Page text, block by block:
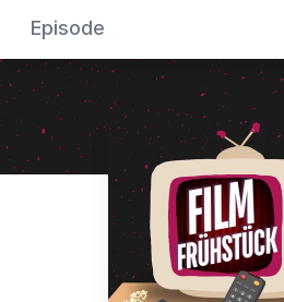
Episode